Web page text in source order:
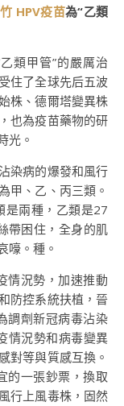
HPV疫苗為“乙類
類甲管”的嚴厲治
住了全球先后五波
株、德爾塔變異株
也為疫苗藥物的研
光。
染病的爆發和風行
甲、乙、丙三類。
是兩種，乙類是27
帶困住，全身的肌
嚎。種。
情況勢，加速推動
防控系統扶植，晉
調劑新冠病毒沾染
情況勢和病毒變異
對等與質感互換。
的一張鈔票，換取
行上風毒株，固然